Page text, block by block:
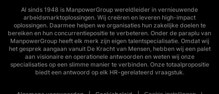
Al sinds 1948 is ManpowerGroup wereldleider in vernieuwende
arbeidsmarktoplossingen. Wij creëren en leveren high-impact
oplossingen. Daarmee helpen we organisaties hun zakelijke doelen te
bereiken en hun concurrentiepositie te verbeteren. Onder de paraplu van
ManpowerGroup heeft elk merk zijn eigen talentspecialisatie. Omdat wij
het gesprek aangaan vanuit De Kracht van Mensen, hebben wij een palet
aan visionaire en operationele antwoorden en weten wij onze
specialisaties op een slimme manier te verbinden. Onze totaalpropositie
biedt een antwoord op elk HR-gerelateerd vraagstuk.